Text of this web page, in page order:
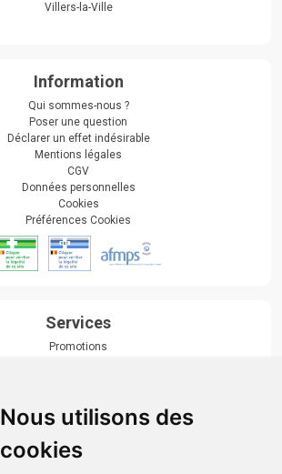
Nous utilisons des
cookies
Villers-la-Ville
Information
Qui sommes-nous ?
Poser une question
Déclarer un effet indésirable
Mentions légales
CGV
Données personnelles
Cookies
Préférences Cookies
Services
Promotions
Actualités & conseils
Événements
Marques